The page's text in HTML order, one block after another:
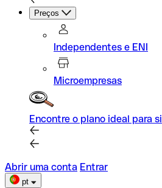
Preços
Independentes e ENI
Microempresas
Encontre o plano ideal para si
Abrir uma conta Entrar
pt